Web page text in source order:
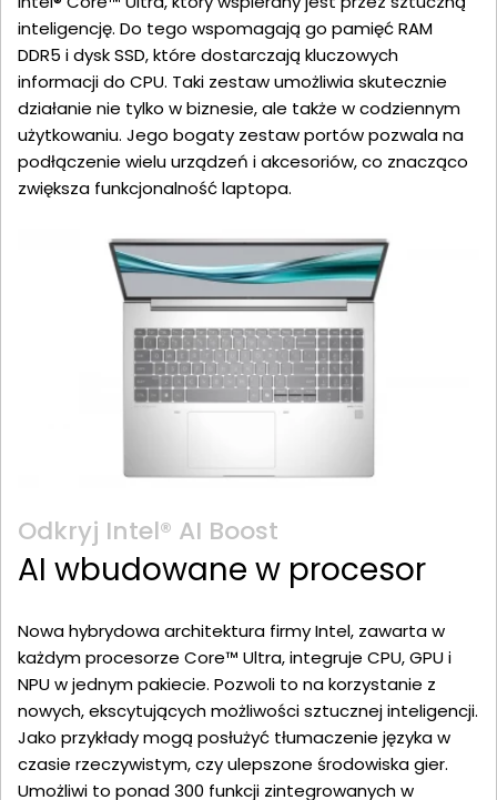
inteligencję. Do tego wspomagają go pamięć RAM
DDR5 i dysk SSD, które dostarczają kluczowych
informacji do CPU. Taki zestaw umożliwia skutecznie
działanie nie tylko w biznesie, ale także w codziennym
użytkowaniu. Jego bogaty zestaw portów pozwala na
podłączenie wielu urządzeń i akcesoriów, co znacząco
zwiększa funkcjonalność laptopa.
Odkryj Intel® AI Boost
AI wbudowane w procesor
Nowa hybrydowa architektura firmy Intel, zawarta w
każdym procesorze Core™ Ultra, integruje CPU, GPU i
NPU w jednym pakiecie. Pozwoli to na korzystanie z
nowych, ekscytujących możliwości sztucznej inteligencji.
Jako przykłady mogą posłużyć tłumaczenie języka w
czasie rzeczywistym, czy ulepszone środowiska gier.
Umożliwi to ponad 300 funkcji zintegrowanych w